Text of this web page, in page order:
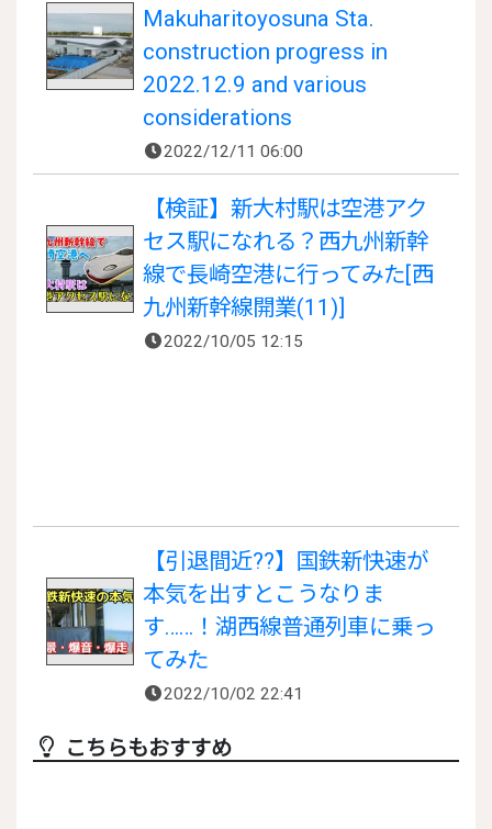
Makuharitoyosuna Sta.
construction progress in
2022.12.9 and various
considerations
2022/12/11 06:00
【検証】新大村駅は空港アク
セス駅になれる？西九州新幹
線で長崎空港に行ってみた[西
九州新幹線開業(11)]
2022/10/05 12:15
【引退間近??】国鉄新快速が
本気を出すとこうなりま
す……！湖西線普通列車に乗っ
てみた
2022/10/02 22:41
こちらもおすすめ